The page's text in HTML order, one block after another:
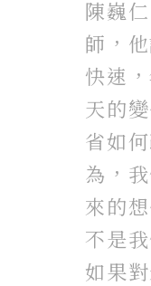
陳巍
師，
快速
天的
省如
為，
來的
不是
如果